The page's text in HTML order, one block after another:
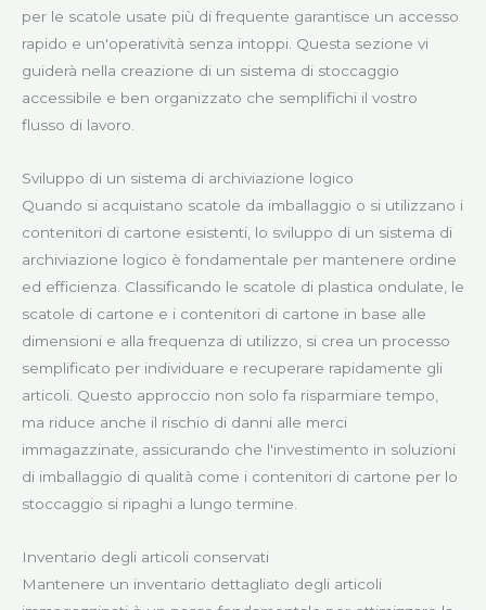
per le scatole usate più di frequente garantisce un accesso
rapido e un'operatività senza intoppi. Questa sezione vi
guiderà nella creazione di un sistema di stoccaggio
accessibile e ben organizzato che semplifichi il vostro
flusso di lavoro.
Sviluppo di un sistema di archiviazione logico
Quando si acquistano scatole da imballaggio o si utilizzano i
contenitori di cartone esistenti, lo sviluppo di un sistema di
archiviazione logico è fondamentale per mantenere ordine
ed efficienza. Classificando le scatole di plastica ondulate, le
scatole di cartone e i contenitori di cartone in base alle
dimensioni e alla frequenza di utilizzo, si crea un processo
semplificato per individuare e recuperare rapidamente gli
articoli. Questo approccio non solo fa risparmiare tempo,
ma riduce anche il rischio di danni alle merci
immagazzinate, assicurando che l'investimento in soluzioni
di imballaggio di qualità come i contenitori di cartone per lo
stoccaggio si ripaghi a lungo termine.
Inventario degli articoli conservati
Mantenere un inventario dettagliato degli articoli